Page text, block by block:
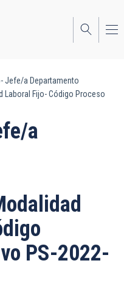
Jefe/a Departamento
Laboral Fijo- Código Proceso
a
PS-2022-